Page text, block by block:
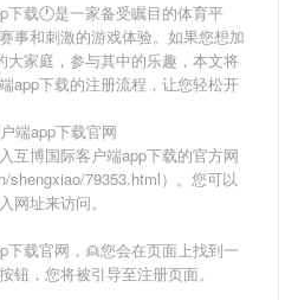
下载🕐是一家备受瞩目的体育平
事和刺激的游戏体验。如果您想加
大家庭，参与其中的乐趣，本文将
app下载的注册流程，让您轻松开
端app下载官网
互博国际客户端app下载的官方网
shengxiao/79353.html）。您可以
网址来访问。
下载官网，👱您会在页面上找到一
钮，您将被引导至注册页面。